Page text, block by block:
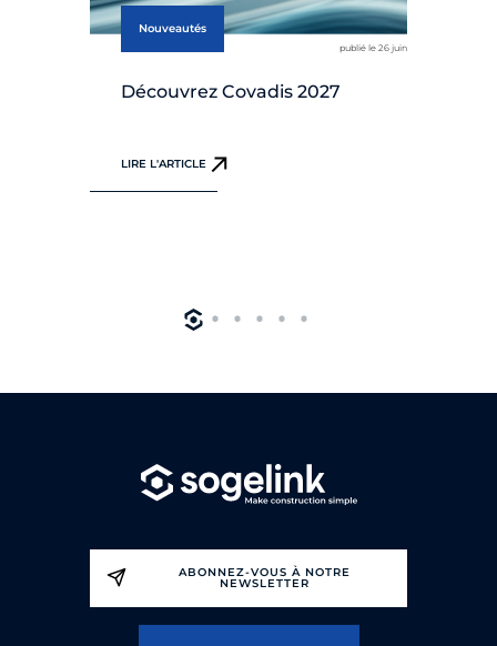
Nouveautés
publié le 26 juin
Découvrez Covadis 2027
LIRE L'ARTICLE
ABONNEZ-VOUS À NOTRE
NEWSLETTER